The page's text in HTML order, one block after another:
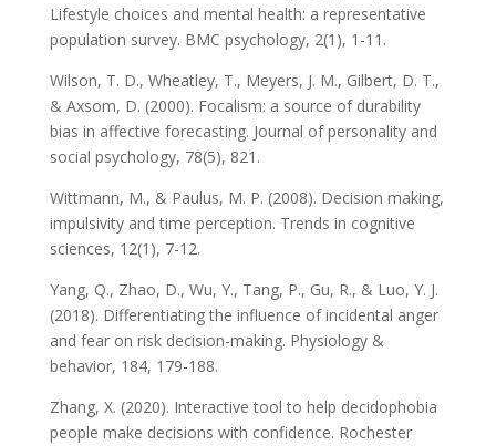
Lifestyle choices and mental health: a representative
population survey. BMC psychology, 2(1), 1-11.
Wilson, T. D., Wheatley, T., Meyers, J. M., Gilbert, D. T.,
& Axsom, D. (2000). Focalism: a source of durability
bias in affective forecasting. Journal of personality and
social psychology, 78(5), 821.
Wittmann, M., & Paulus, M. P. (2008). Decision making,
impulsivity and time perception. Trends in cognitive
sciences, 12(1), 7-12.
Yang, Q., Zhao, D., Wu, Y., Tang, P., Gu, R., & Luo, Y. J.
(2018). Differentiating the influence of incidental anger
and fear on risk decision-making. Physiology &
behavior, 184, 179-188.
Zhang, X. (2020). Interactive tool to help decidophobia
people make decisions with confidence. Rochester